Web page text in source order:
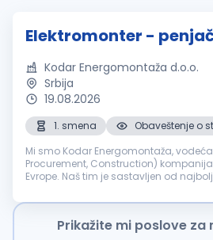
Elektromonter -
Kodar Energomontaža d.o.o.
Srbija
19.08.2026
1. smena
Obaveštenje o
Mi smo Kodar Energomontaža, vodeća
Procurement, Construction)
Evrope. Naš tim je sastavljen od
deceni...
Prikažite mi poslove za